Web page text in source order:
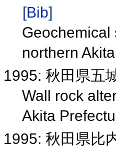
[Bib]
Geochemical
northern
1995: 秋田県五
Wall rock
Akita
1995: 秋田県比